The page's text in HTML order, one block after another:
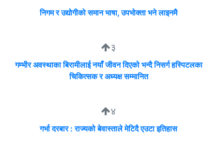
निगम र उद्योगीको समान भाषा, उपभोक्ता भने लाइनमै
३
गम्भीर अवस्थाका बिरामीलाई नयाँ जीवन दिएको भन्दै निसर्ग हस्पिटलका
चिकित्सक र अध्यक्ष सम्मानित
४
गर्भा दरबार : राज्यको बेवास्ताले मेटिदै एउटा इतिहास